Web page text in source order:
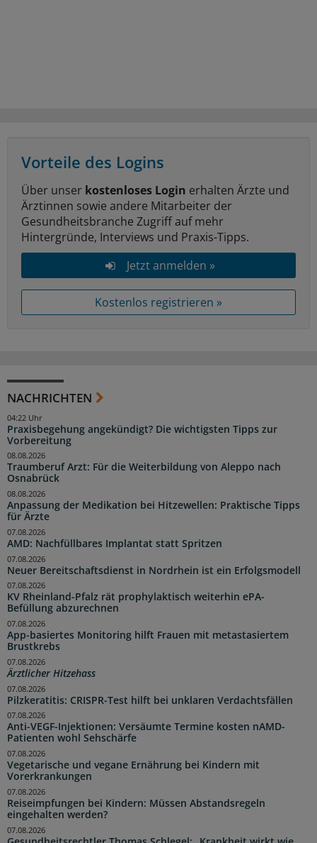
Vorteile des Logins
Über unser kostenloses Login erhalten Ärzte und
Ärztinnen sowie andere Mitarbeiter der
Gesundheitsbranche Zugriff auf mehr
Hintergründe, Interviews und Praxis-Tipps.
Jetzt anmelden »
Kostenlos registrieren »
NACHRICHTEN
Praxisbegehung angekündigt? Die wichtigsten Tipps zur
Vorbereitung
04:22 Uhr
Traumberuf Arzt: Für die Weiterbildung von Aleppo nach
Osnabrück
08.08.2026
Anpassung der Medikation bei Hitzewellen: Praktische Tipps
für Ärzte
08.08.2026
AMD: Nachfüllbares Implantat statt Spritzen
07.08.2026
Neuer Bereitschaftsdienst in Nordrhein ist ein Erfolgsmodell
07.08.2026
KV Rheinland-Pfalz rät prophylaktisch weiterhin ePA-
Befüllung abzurechnen
07.08.2026
App-basiertes Monitoring hilft Frauen mit metastasiertem
Brustkrebs
07.08.2026
Ärztlicher Hitzehass
07.08.2026
Pilzkeratitis: CRISPR-Test hilft bei unklaren Verdachtsfällen
07.08.2026
Anti-VEGF-Injektionen: Versäumte Termine kosten nAMD-
Patienten wohl Sehschärfe
07.08.2026
Vegetarische und vegane Ernährung bei Kindern mit
Vorerkrankungen
07.08.2026
Reiseimpfungen bei Kindern: Müssen Abstandsregeln
eingehalten werden?
07.08.2026
07.08.2026